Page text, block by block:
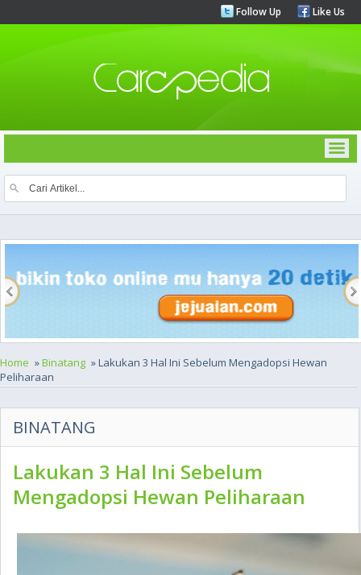
Follow Up Like Us
Home »Binatang » Lakukan 3 Hal Ini Sebelum Mengadopsi Hewan
Peliharaan
BINATANG
Lakukan 3 Hal Ini Sebelum
Mengadopsi Hewan Peliharaan